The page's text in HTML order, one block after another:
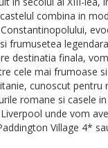
combina in
frumusetea
destinatia finala,
cele mai frumoase
cunoscut pentru
romane si casele
unde vom
Village 4*